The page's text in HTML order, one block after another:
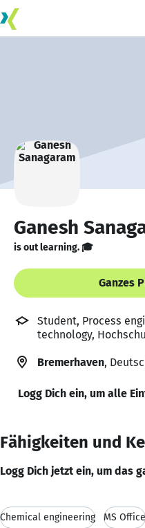
Ganesh
is out learning. 🎓
Ganzes
Student, Process
technology,
Bremerhaven,
Logg Dich ein, um alle
Fähigkeiten und
Logg Dich jetzt ein, um das
Chemical engineering MS Office